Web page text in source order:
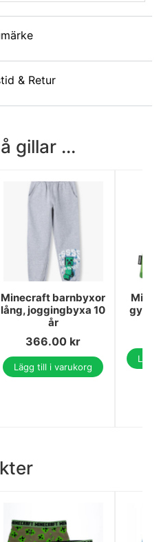
& Retur
gillar ...
Minecraft barnbyxor
lång, joggingbyxa 10
år
366.00 kr
Lägg till i varukorg